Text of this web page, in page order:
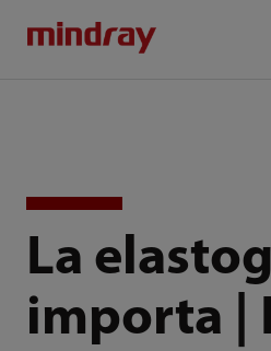
La
importa |